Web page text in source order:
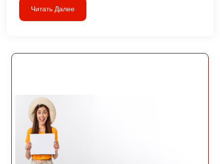
Читать Далее